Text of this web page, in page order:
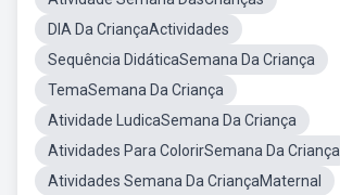
DIA Da CriançaActividades
Sequência DidáticaSemana Da Criança
TemaSemana Da Criança
Atividade LudicaSemana Da Criança
Atividades Para ColorirSemana Da Criança
Atividades Semana Da CriançaMaternal